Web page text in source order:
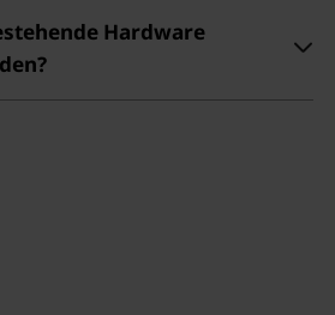
Hardware